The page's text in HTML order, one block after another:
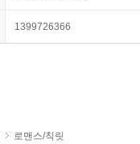
1399726366
로맨스/칙릿